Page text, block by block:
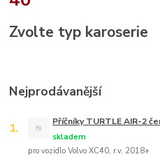
Zvolte typ karoserie
Nejprodávanější
1. Příčníky TURTLE AIR-2
pro vozidlo Volvo XC40, r.v. 2018+
skladem